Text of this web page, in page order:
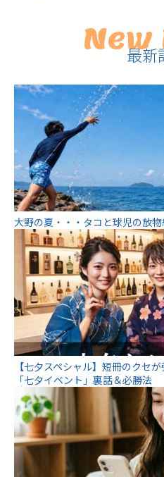
New
最新
大野の夏・・・タコと球児の放
【七夕スペシャル】短冊のクセ
「七夕イベント」裏話＆必勝法